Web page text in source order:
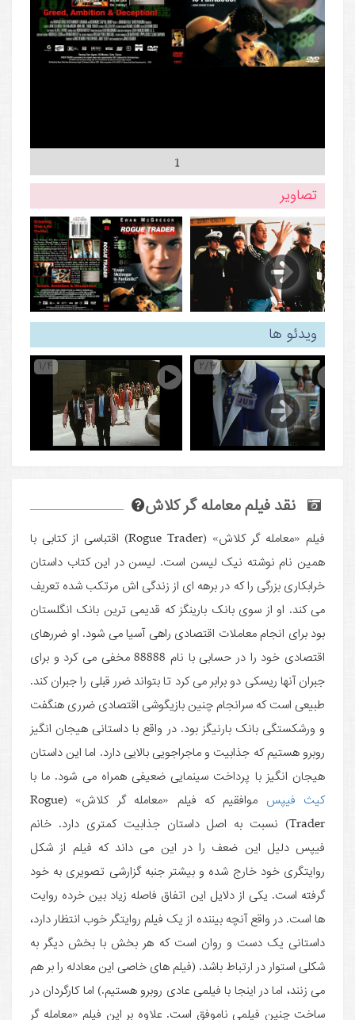
1
تصاویر
ویدئو ها
1/4 2/4
نقد فیلم معامله گر کلاش
فیلم «معامله گر کلاش» (Rogue Trader) اقتباسی از کتابی با
همین نام نوشته نیک لیسن است. لیسن در این کتاب داستان
خرابکاری بزرگی را که در برهه ای از زندگی اش مرتکب شده تعریف
می کند. او از سوی بانک بارینگز که قدیمی ترین بانک انگلستان
بود برای انجام معاملات اقتصادی راهی آسیا می شود. او ضررهای
اقتصادی خود را در حسابی با نام 88888 مخفی می کرد و برای
جبران آنها ریسکی دو برابر می کرد تا بتواند ضرر قبلی را جبران کند.
طبیعی است که سرانجام چنین بازیگوشی اقتصادی ضرری هنگفت
و ورشکستگی بانک بارنیگز بود. در واقع با داستانی هیجان انگیز
روبرو هستیم که جذابیت و ماجراجویی بالایی دارد. اما این داستان
هیجان انگیز با پرداخت سینمایی ضعیفی همراه می شود. ما با
کیث فیپس
موافقیم که فیلم «معامله گر کلاش» (Rogue
Trader) نسبت به اصل داستان جذابیت کمتری دارد. خانم
فیپس دلیل این ضعف را در این می داند که فیلم از شکل
روایتگری خود خارج شده و بیشتر جنبه گزارشی تصویری به خود
گرفته است. یکی از دلایل این اتفاق فاصله زیاد بین خرده روایت
ها است. در واقع آنچه بیننده از یک فیلم روایتگر خوب انتظار دارد،
داستانی یک دست و روان است که هر بخش با بخش دیگر به
شکلی استوار در ارتباط باشد. (فیلم های خاصی این معادله را بر هم
می زنند، اما در اینجا با فیلمی عادی روبرو هستیم.) اما کارگردان در
ساخت چنین فیلمی ناموفق است. علاوه بر این فیلم «معامله گر